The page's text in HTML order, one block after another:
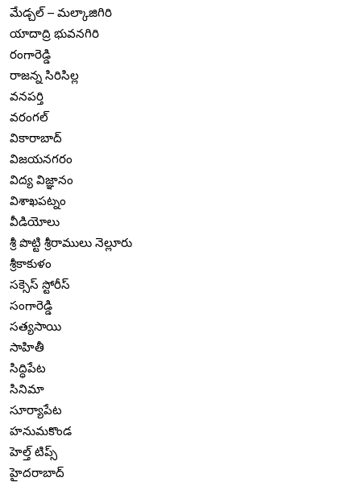
మేడ్చల్ – మల్కాజిగిరి
యాదాద్రి భువనగిరి
రంగారెడ్డి
రాజన్న సిరిసిల్ల
వనపర్తి
వరంగల్
వికారాబాద్
విజయనగరం
విద్య విజ్ఞానం
విశాఖపట్నం
వీడియోలు
శ్రీ పొట్టి శ్రీరాములు నెల్లూరు
శ్రీకాకుళం
సక్సెస్ స్టోరీస్
సంగారెడ్డి
సత్యసాయి
సాహితీ
సిద్ధిపేట
సినిమా
సూర్యాపేట
హనుమకొండ
హెల్త్ టిప్స్
హైదరాబాద్